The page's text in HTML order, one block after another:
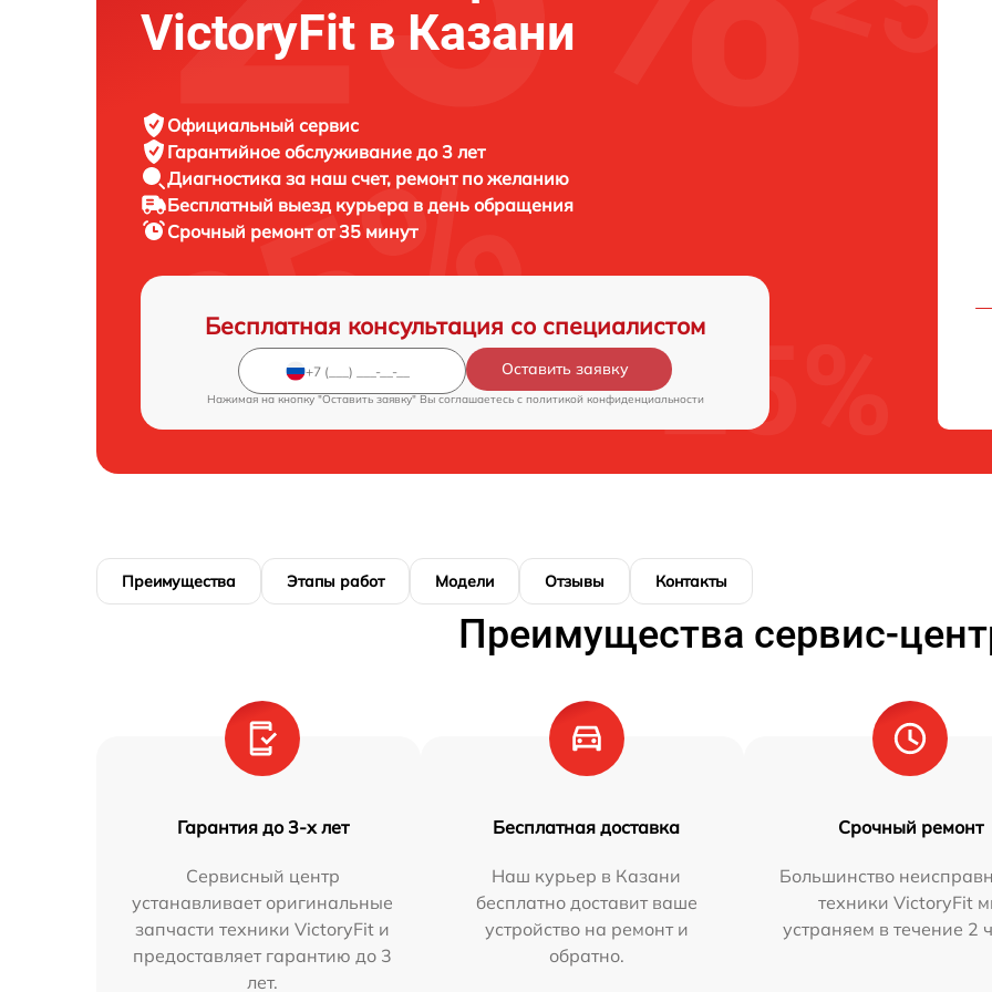
VictoryFit в Казани
Официальный сервис
Гарантийное обслуживание до 3 лет
Диагностика за наш счет, ремонт по желанию
Бесплатный выезд курьера в день обращения
Срочный ремонтот 35 минут
Бесплатная консультация со специалистом
Оставить заявку
Нажимая на кнопку "Оставить заявку" Вы соглашаетесь c политикой конфиденциальности
Преимущества Этапы работ Модели Отзывы Контакты
Преимущества сервис-
Гарантия до 3-х лет
Сервисный центр
устанавливает оригинальные
запчасти техники VictoryFit и
предоставляет гарантию до 3
лет.
Бесплатная доставка
Наш курьер в Казани
бесплатно доставит ваше
устройство на ремонт и
обратно.
Срочный ремонт
Большинство
техники VictoryFit
устраняем в течение 2